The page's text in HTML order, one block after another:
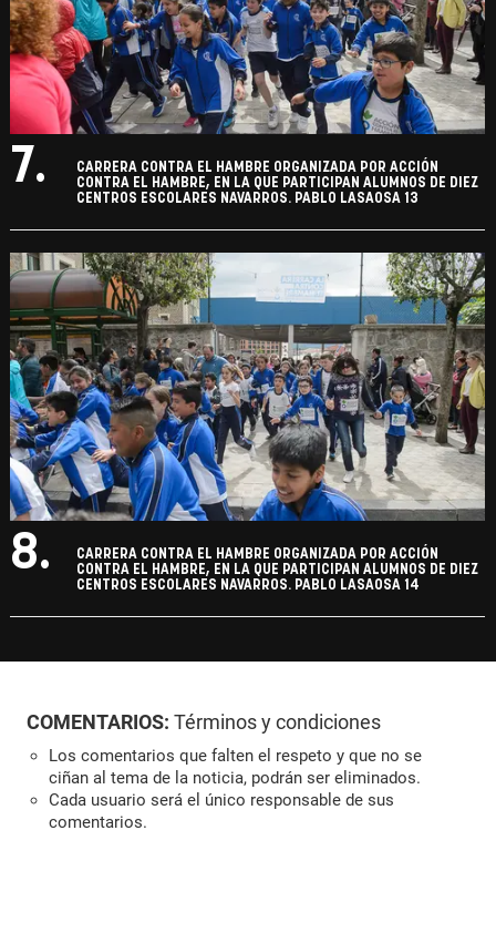
7.
CARRERA CONTRA EL HAMBRE ORGANIZADA POR ACCIÓN
CONTRA EL HAMBRE, EN LA QUE PARTICIPAN ALUMNOS DE DIEZ
CENTROS ESCOLARES NAVARROS. PABLO LASAOSA 13
8.
CARRERA CONTRA EL HAMBRE ORGANIZADA POR ACCIÓN
CONTRA EL HAMBRE, EN LA QUE PARTICIPAN ALUMNOS DE DIEZ
CENTROS ESCOLARES NAVARROS. PABLO LASAOSA 14
COMENTARIOS: Términos y condiciones
Los comentarios que falten el respeto y que no se
ciñan al tema de la noticia, podrán ser eliminados.
Cada usuario será el único responsable de sus
comentarios.